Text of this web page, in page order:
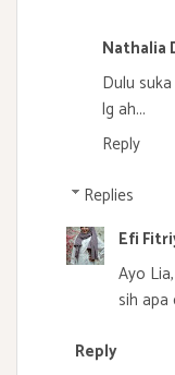
Nathalia
Dulu
lg ah...
Reply
Replies
Efi
Ayo
sih apa
Reply